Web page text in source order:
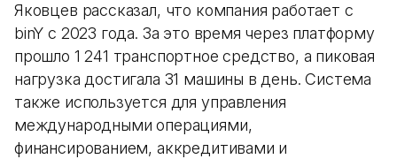
Яковцев рассказал, что компания работает с
binY с 2023 года. За это время через платформу
прошло 1 241 транспортное средство, а пиковая
нагрузка достигала 31 машины в день. Система
также используется для управления
международными операциями,
финансированием, аккредитивами и